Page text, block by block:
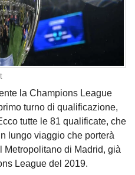
la Champions League
turno di qualificazione,
tutte le 81 qualificate, che
lungo viaggio che porterà
di Madrid, già
League del 2019.